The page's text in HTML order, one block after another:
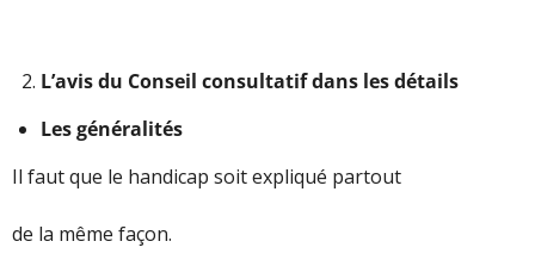
L’avis du Conseil consultatif dans les détails
Les généralités
Il faut que le handicap soit expliqué partout
de la même façon.